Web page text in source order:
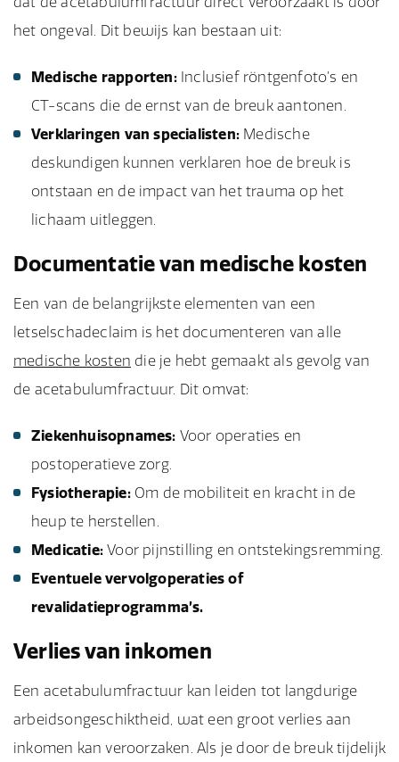
het ongeval. Dit bewijs kan bestaan uit:
Medische rapporten:Inclusief röntgenfoto’s en
CT-scans die de ernst van de breuk aantonen.
Verklaringen van specialisten: Medische
deskundigen kunnen verklaren hoe de breuk is
ontstaan en de impact van het trauma op het
lichaam uitleggen.
Documentatie van medische kosten
Een van de belangrijkste elementen van een
letselschadeclaim is het documenteren van alle
medische kosten die je hebt gemaakt als gevolg van
de acetabulumfractuur. Dit omvat:
Ziekenhuisopnames: Voor operaties en
postoperatieve zorg.
Fysiotherapie:Om de mobiliteit en kracht in de
heup te herstellen.
Medicatie: Voor pijnstilling en ontstekingsremming.
Eventuele vervolgoperaties of
revalidatieprogramma’s.
Verlies van inkomen
Een acetabulumfractuur kan leiden tot langdurige
arbeidsongeschiktheid, wat een groot verlies aan
inkomen kan veroorzaken. Als je door de breuk tijdelijk